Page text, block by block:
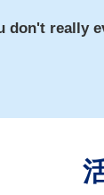
don't really